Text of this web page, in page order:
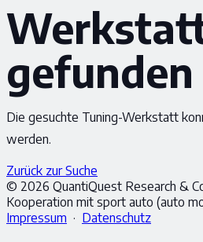
gefunden
Die gesuchte Tuning-Werkstatt
werden.
Zurück zur Suche
© 2026 QuantiQuest Research &
Kooperation mit sport auto (auto
Impressum · Datenschutz